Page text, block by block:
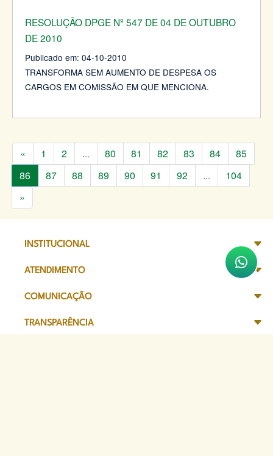
RESOLUÇÃO DPGE Nº 547 DE 04 DE OUTUBRO
DE 2010
Publicado em: 04-10-2010
TRANSFORMA SEM AUMENTO DE DESPESA OS
CARGOS EM COMISSÃO EM QUE MENCIONA.
« 1 2 ... 80 81 82 83 84
85
86
87 88 89 90 91 92 ...
104
»
INSTITUCIONAL
ATENDIMENTO
COMUNICAÇÃO
TRANSPARÊNCIA